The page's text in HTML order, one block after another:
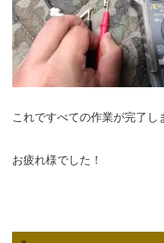
これですべての作業が完了し
お疲れ様でした！